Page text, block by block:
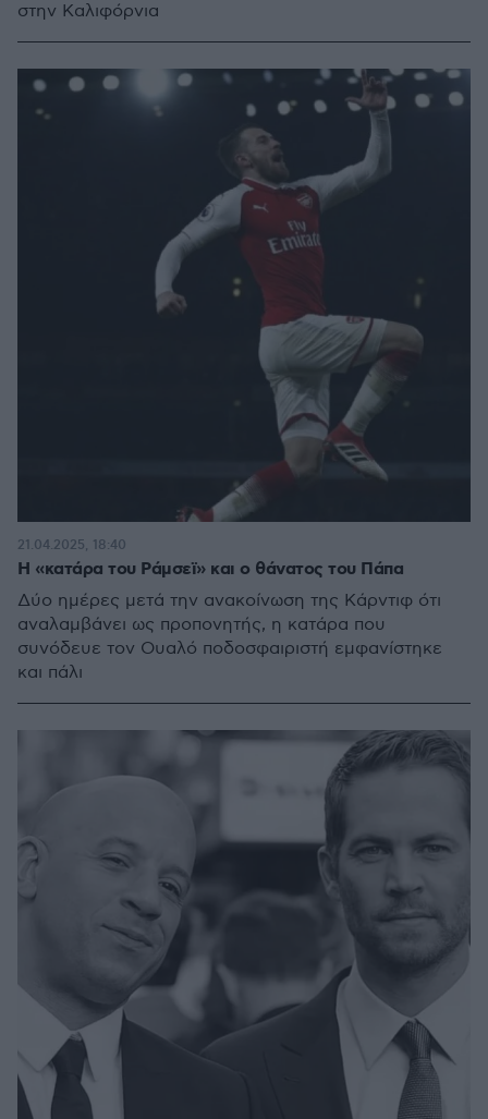
στην Καλιφόρνια
Η «κατάρα του Ράμσεϊ» και ο θάνατος του Πάπα
Δύο ημέρες μετά την ανακοίνωση της Κάρντιφ ότι
αναλαμβάνει ως προπονητής, η κατάρα που
συνόδευε τον Ουαλό ποδοσφαιριστή εμφανίστηκε
και πάλι
21.04.2025, 18:40